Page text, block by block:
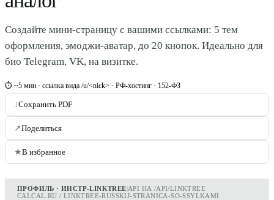
Создайте мини-страницу с вашими ссылками: 5 тем
оформления, эмоджи-аватар, до 20 кнопок. Идеально для
био Telegram, VK, на визитке.
⏱ ~5 мин · ссылка вида /u/<nick> · РФ-хостинг · 152-ФЗ
↓Сохранить PDF
↗Поделиться
★В избранное
ПРОФИЛЬ · ИНСТР-LINKTREE|API НА /API/LINKTREE
CALCAL.RU / LINKTREE-RUSSKIJ-STRANICA-SO-SSYLKAMI